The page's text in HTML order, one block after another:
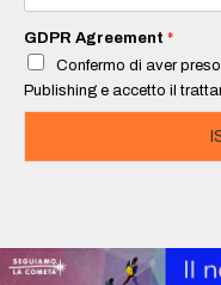
a
i
*
GDPR Agreement *
Confermo di aver
Publishing e accetto il